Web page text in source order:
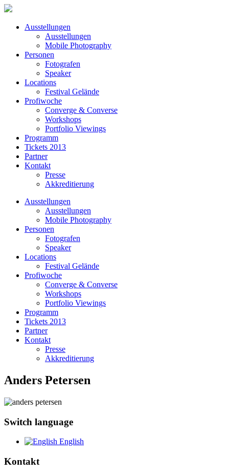
Ausstellungen
Ausstellungen
Mobile Photography
Personen
Fotografen
Speaker
Locations
Festival Gelände
Profiwoche
Converge & Converse
Workshops
Portfolio Viewings
Programm
Tickets 2013
Partner
Kontakt
Presse
Akkreditierung
Ausstellungen
Ausstellungen
Mobile Photography
Personen
Fotografen
Speaker
Locations
Festival Gelände
Profiwoche
Converge & Converse
Workshops
Portfolio Viewings
Programm
Tickets 2013
Partner
Kontakt
Presse
Akkreditierung
Anders Petersen
Switch language
English
Kontakt